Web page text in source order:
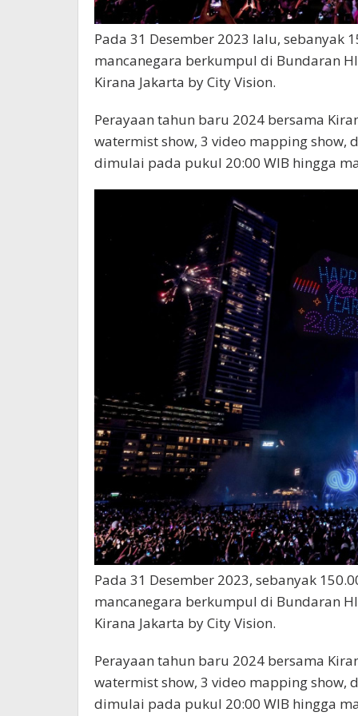
Pada 31 Desember 2023 lalu, sebanyak
mancanegara berkumpul di Bundaran
Kirana Jakarta by City Vision.
Perayaan tahun baru 2024 bersama
watermist show, 3 video mapping show,
dimulai pada pukul 20:00 WIB hingga
Pada 31 Desember 2023, sebanyak
mancanegara berkumpul di Bundaran
Kirana Jakarta by City Vision.
Perayaan tahun baru 2024 bersama
watermist show, 3 video mapping show,
dimulai pada pukul 20:00 WIB hingga